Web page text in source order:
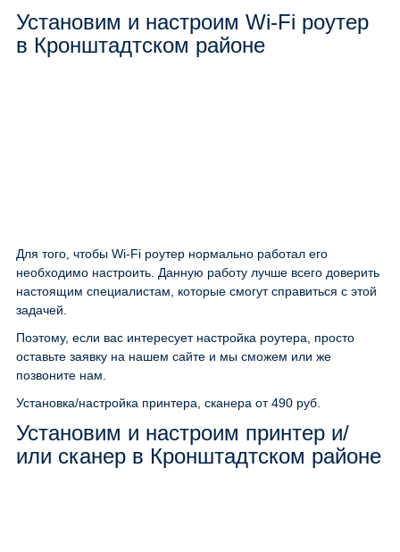
Установим и настроим Wi-Fi роутер
в Кронштадтском районе
Для того, чтобы Wi-Fi роутер нормально работал его
необходимо настроить. Данную работу лучше всего доверить
настоящим специалистам, которые смогут справиться с этой
задачей.
Поэтому, если вас интересует настройка роутера, просто
оставьте заявку на нашем сайте и мы сможем или же
позвоните нам.
Установка/настройка принтера, сканера от 490 руб.
Установим и настроим принтер и/
или сканер в Кронштадтском районе